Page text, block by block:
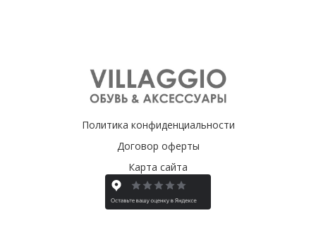
Политика конфиденциальности
Договор оферты
Карта сайта